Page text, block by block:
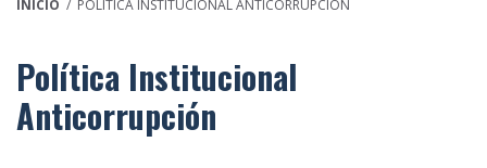
INICIO / POLÍTICA INSTITUCIONAL ANTICORRUPCIÓN
Política Institucional
Anticorrupción